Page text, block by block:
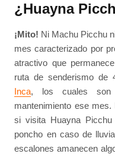
¿Huayna
¡Mito! Ni Machu Picchu
mes caracterizado por
atractivo que
ruta de senderismo de
Inca, los cuales son
mantenimiento ese
si visita Huayna
poncho en caso de
escalones amanecen